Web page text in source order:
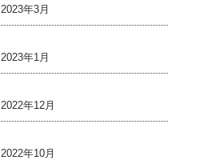
2023年3月
2023年1月
2022年12月
2022年10月